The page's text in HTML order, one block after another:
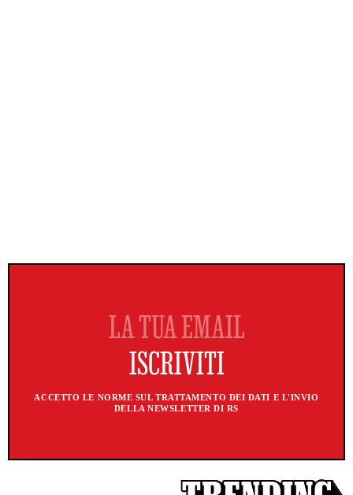
ACCETTO LE NORME SUL TRATTAMENTO DEI DATI E L'INVIO
DELLA NEWSLETTER DI RS